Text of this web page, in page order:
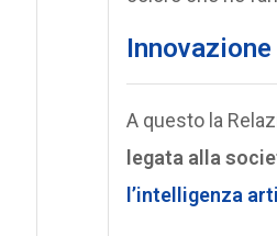
I
A questo la
legata alla
l’intelligenza